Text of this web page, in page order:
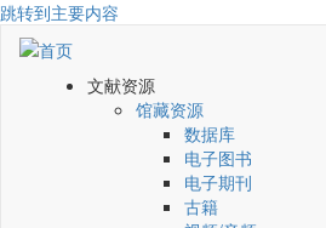
跳转到主要内容
文献资源
馆藏资源
数据库
电子图书
电子期刊
古籍